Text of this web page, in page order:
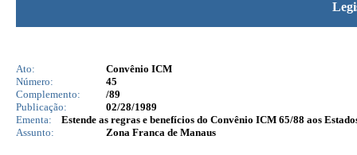
Ato:
Convênio ICM
Número:
45
Complemento:
/89
Publicação:
02/28/1989
Ementa:
Estende as regras e benefícios do Convênio ICM 65/88 aos
Assunto:
Zona Franca de Manaus